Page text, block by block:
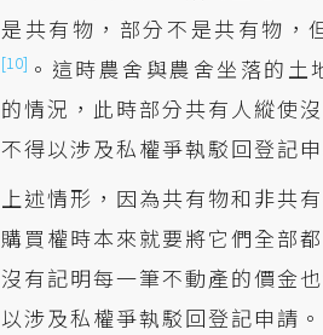
是共有物，部分不是共有物，
[10] 。這時農舍與農舍坐落的土
的情況，此時部分共有人縱使
不得以涉及私權爭執駁回登記申
上述情形，因為共有物和非共
購買權時本來就要將它們全部
沒有記明每一筆不動產的價金
以涉及私權爭執駁回登記申請。